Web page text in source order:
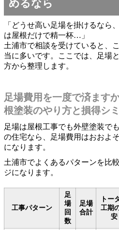
めるなら
「どうせ高い足場を掛けるなら
は屋根だけで精一杯…」
土浦市で相談を受けていると、
当に多いです。ここでは、足場
方から整理します。
足場費用を一度で済ます
根塗装のやり方と損得シ
足場は屋根工事でも外壁塗装で
の住宅なら、足場費用はおおよ
になります。
土浦市でよくあるパターンを比
ジになります。
工事パターン
足
場
回
数
足場
合計
トー
工期
安